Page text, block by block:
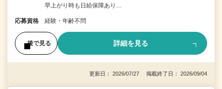
早上がり時も日給保障あり…
応募資格 経験・年齢不問
後で見る 詳細を見る
更新日： 2026/07/27 掲載終了日： 2026/09/04